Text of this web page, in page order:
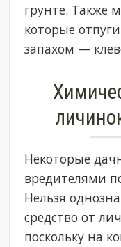
грунте. Также
которые
запахом —
Некоторые
вредителями
Нельзя
средство от
поскольку на